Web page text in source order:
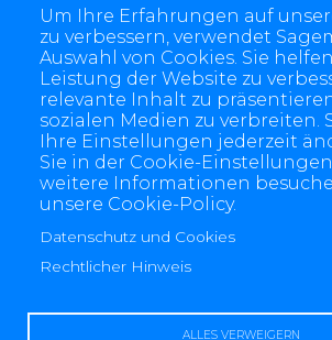
Um Ihre Erfahrungen auf
zu verbessern, verwendet
Auswahl von Cookies. Sie
Leistung der Website zu
relevante Inhalt zu
sozialen Medien zu verbreiten.
Ihre Einstellungen jederzeit
Sie in der Cookie-
weitere Informationen
unsere Cookie-Policy.
Datenschutz und Cookies
Rechtlicher Hinweis
ALLES VERWEIGERN
4 allée des Messageries, 92270 Bois-Colombes,